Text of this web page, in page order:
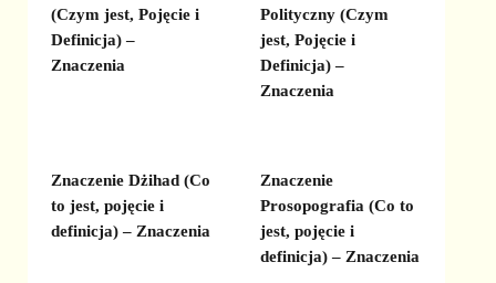
(Czym jest, Pojęcie i
Definicja) –
Znaczenia
Polityczny (Czym
jest, Pojęcie i
Definicja) –
Znaczenia
Znaczenie Dżihad (Co
to jest, pojęcie i
definicja) – Znaczenia
Znaczenie
Prosopografia (Co to
jest, pojęcie i
definicja) – Znaczenia